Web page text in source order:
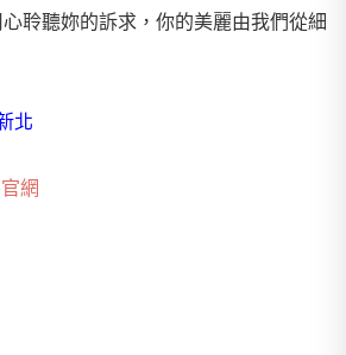
聆聽妳的訴求，你的美麗由我們從細
北
官網